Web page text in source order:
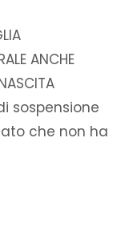
ANCHE
sospensione
che non ha